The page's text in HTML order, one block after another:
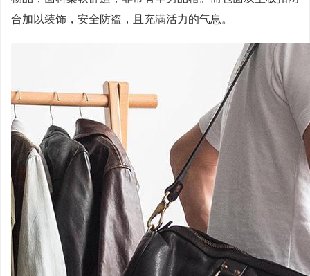
合加以装饰，安全防盗，且充满活力的气息。